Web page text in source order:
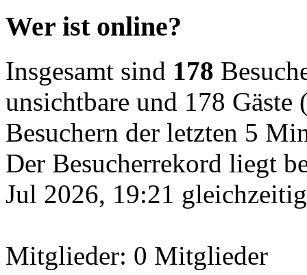
Wer ist online?
Insgesamt sind 178
unsichtbare und 178 Gäste
Besuchern der letzten 5
Der Besucherrekord liegt
Jul 2026, 19:21
Mitglieder: 0 Mitglieder